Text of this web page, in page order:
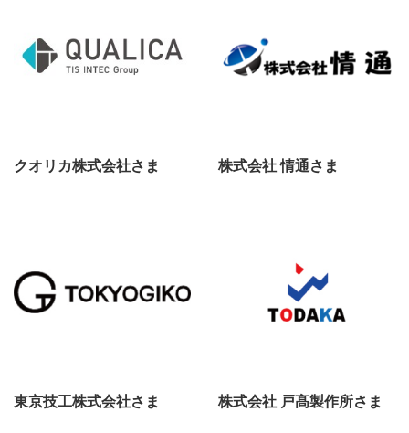
クオリカ株式会社さま 株式会社 情通さま
東京技工株式会社さま 株式会社 戸髙製作所さま